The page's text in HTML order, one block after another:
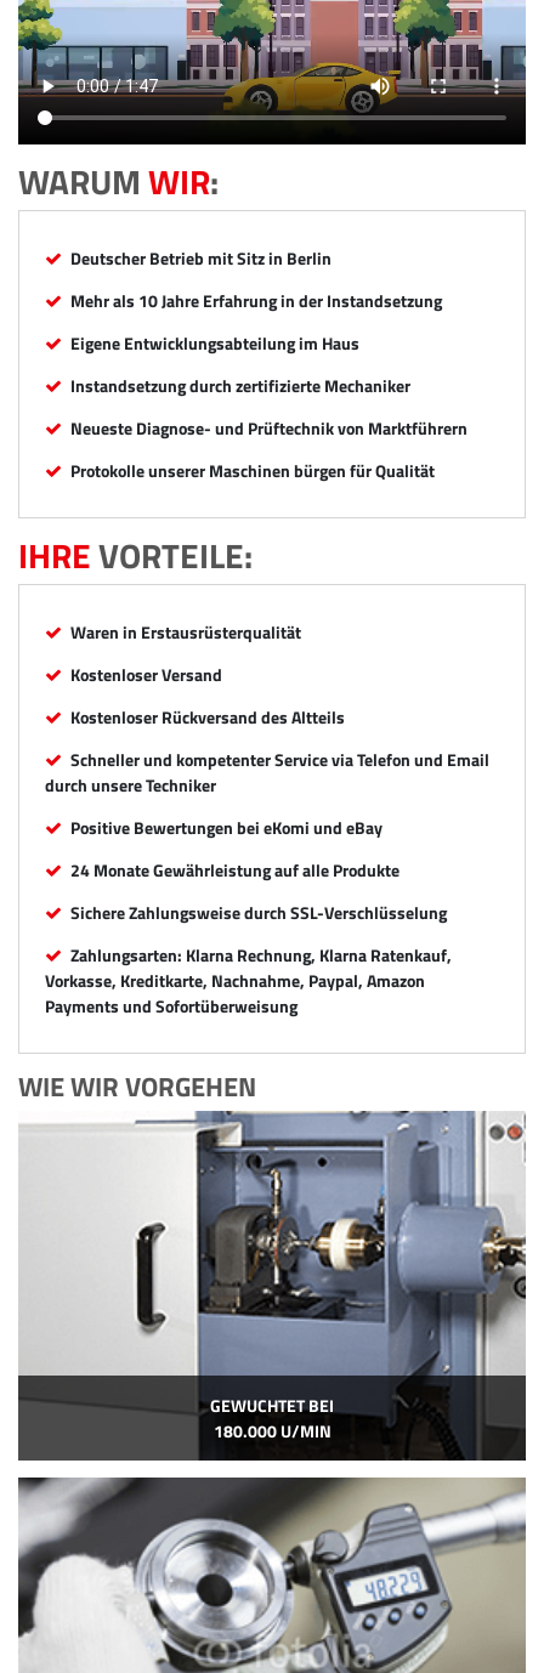
WARUMWIR:
Deutscher Betrieb mit Sitz in Berlin
Mehr als 10 Jahre Erfahrung in der Instandsetzung
Eigene Entwicklungsabteilung im Haus
Instandsetzung durch zertifizierte Mechaniker
Neueste Diagnose- und Prüftechnik von Marktführern
Protokolle unserer Maschinen bürgen für Qualität
IHREVORTEILE:
Waren in Erstausrüsterqualität
Kostenloser Versand
Kostenloser Rückversand des Altteils
Schneller und kompetenter Service via Telefon und Email
durch unsere Techniker
Positive Bewertungen bei eKomi und eBay
24 Monate Gewährleistung auf alle Produkte
Sichere Zahlungsweise durch SSL-Verschlüsselung
Zahlungsarten: Klarna Rechnung, Klarna Ratenkauf,
Vorkasse, Kreditkarte, Nachnahme, Paypal, Amazon
Payments und Sofortüberweisung
WIE WIR VORGEHEN
GEWUCHTET BEI
180.000 U/MIN